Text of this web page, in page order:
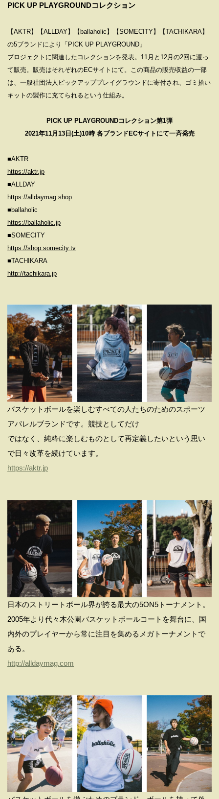
PICK UP PLAYGROUNDコレクション
【AKTR】【ALLDAY】【ballaholic】【SOMECITY】【TACHIKARA】
の5ブランドにより「PICK UP PLAYGROUND」
プロジェクトに関連したコレクションを発表。11⽉と12⽉の2回に渡っ
て販売。販売はそれぞれのECサイトにて。この商品の販売収益の⼀部
は、⼀般社団法⼈ピックアッププレイグラウンドに寄付され、ゴミ拾い
キットの製作に充てられるという仕組み。
PICK UP PLAYGROUNDコレクション第1弾
2021年11⽉13⽇(⼟)10時 各ブランドECサイトにて⼀⻫発売
■AKTR
https://aktr.jp
■ALLDAY
https://alldaymag.shop
■ballaholic
https://ballaholic.jp
■SOMECITY
https://shop.somecity.tv
■TACHIKARA
http://tachikara.jp
バスケットボールを楽しむすべての⼈たちのためのスポーツ
アパレルブランドです。競技としてだけ
ではなく、純粋に楽しむものとして再定義したいという思い
で⽇々改⾰を続けています。
https://aktr.jp
⽇本のストリートボール界が誇る最⼤の5ON5トーナメント。
2005年より代々⽊公園バスケットボールコートを舞台に、国
内外のプレイヤーから常に注⽬を集めるメガトーナメントで
ある。
http://alldaymag.com